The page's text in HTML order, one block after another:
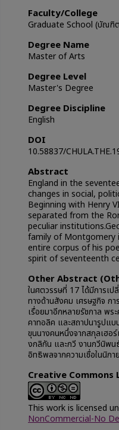
Faculty/College
Graduate School (บัณฑิ
Degree Name
Master of Arts
Degree Level
Master's Degree
Degree Discipline
English
DOI
10.58837/
Abstract
England in the
changes in social,
Beginning with Henry
separated from the
peculiar
family of Montgomery
entire corpus of his
spirit of seventeenth
Other Abstract
ในศตวรรษที่ 17 ได้มีการเ
ทางด้านสังคม เศรษฐกิจ ก
เรื่อยมาอีกหลายรัชกาล พร
คาทอลิค และสถาปนารูปแบ
ขุนนางคนหนึ่งจากสกุลเฮอ
งกลิกัน และกวี งานกวีนิพ
อิทธิพลจากความเชื่อในนิก
Creative Commons
This work is licensed
NonCommercial-No